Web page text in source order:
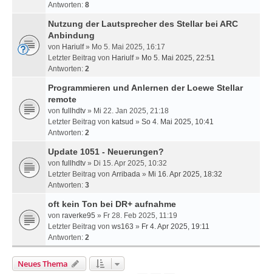
Antworten: 8
Nutzung der Lautsprecher des Stellar bei ARC
Anbindung
von Hariulf» Mo 5. Mai 2025, 16:17
Letzter Beitrag von Hariulf» Mo 5. Mai 2025, 22:51
Antworten: 2
Programmieren und Anlernen der Loewe Stellar
remote
von fullhdtv » Mi 22. Jan 2025, 21:18
Letzter Beitrag von katsud » So 4. Mai 2025, 10:41
Antworten: 2
Update 1051 - Neuerungen?
von fullhdtv » Di 15. Apr 2025, 10:32
Letzter Beitrag von Arribada » Mi 16. Apr 2025, 18:32
Antworten: 3
oft kein Ton bei DR+ aufnahme
von raverke95 » Fr 28. Feb 2025, 11:19
Letzter Beitrag von ws163 » Fr 4. Apr 2025, 19:11
Antworten: 2
Neues Thema